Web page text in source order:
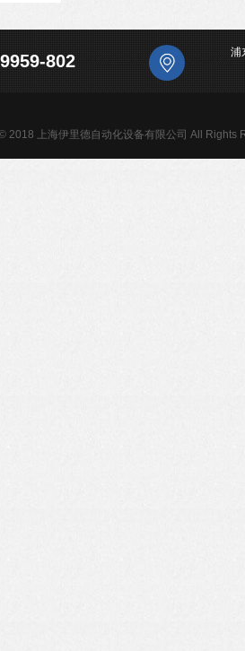
802 浦
2018 上海伊里德自动化设备有限公司 All Rights